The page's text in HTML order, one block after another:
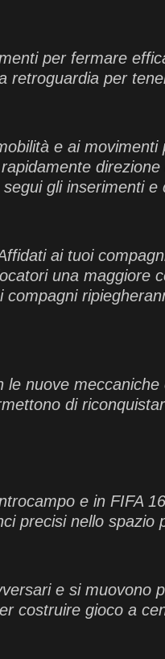
per fermare
per
e ai
gli inserimenti
ai tuoi
una maggiore
nuove
di
e in FIFA
precisi nello spazio
e si muovono
costruire gioco a